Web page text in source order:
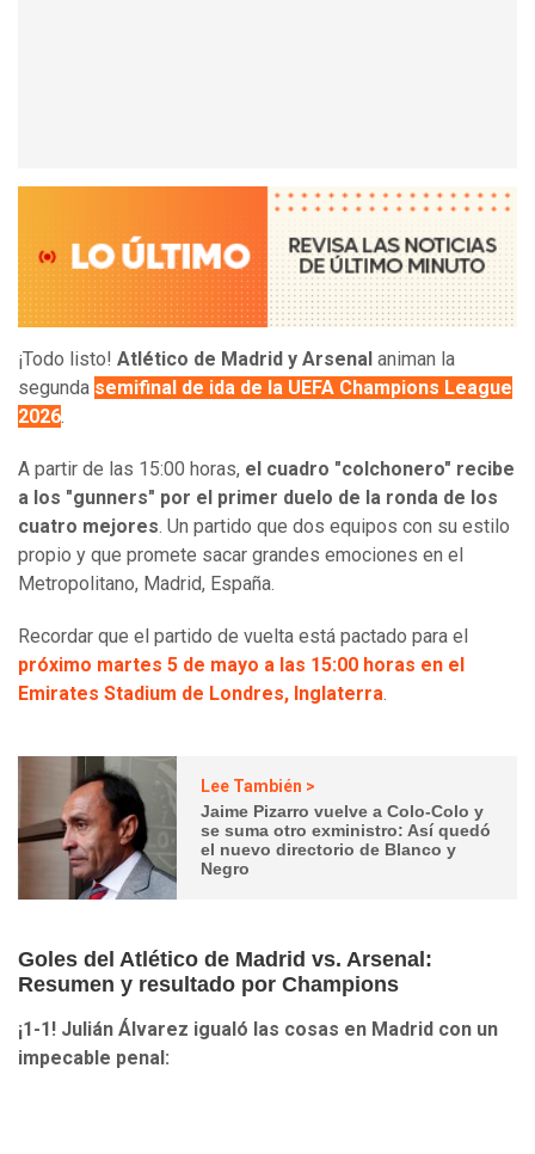
¡Todo listo! Atlético de Madrid y Arsenal animan la
segunda semifinal de ida de la UEFA Champions League
2026.
A partir de las 15:00 horas, el cuadro "colchonero" recibe
a los "gunners" por el primer duelo de la ronda de los
cuatro mejores. Un partido que dos equipos con su estilo
propio y que promete sacar grandes emociones en el
Metropolitano, Madrid, España.
Recordar que el partido de vuelta está pactado para el
próximo martes 5 de mayo a las 15:00 horas en el
Emirates Stadium de Londres, Inglaterra.
Lee También >
Jaime Pizarro vuelve a Colo-Colo y
se suma otro exministro: Así quedó
el nuevo directorio de Blanco y
Negro
Goles del Atlético de Madrid vs. Arsenal:
Resumen y resultado por Champions
¡1-1! Julián Álvarez igualó las cosas en Madrid con un
impecable penal: